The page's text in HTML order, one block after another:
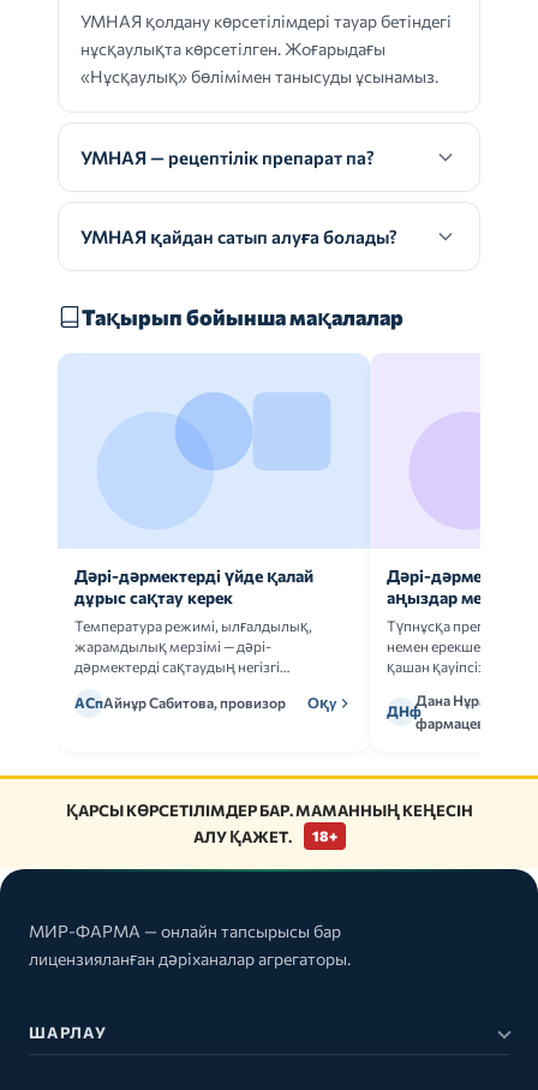
УМНАЯ қолдану көрсетілімдері тауар бетіндегі
нұсқаулықта көрсетілген. Жоғарыдағы
«Нұсқаулық» бөлімімен танысуды ұсынамыз.
УМНАЯ — рецептілік препарат па?
УМНАЯ қайдан сатып алуға болады?
Тақырып бойынша мақалалар
Дәрі-дәрмектерді үйде қалай
дұрыс сақтау керек
Температура режимі, ылғалдылық,
жарамдылық мерзімі — дәрі-
дәрмектерді сақтаудың негізгі
АСпАйнұр Сабитова, провизор Оқу
Дәрі-дәрмек
аңыздар мен
Түпнұсқа
немен ерекшеленеді
қашан қауіпсіз.
ДНф
Дана
фармацевт
ҚАРСЫ КӨРСЕТІЛІМДЕР БАР. МАМАННЫҢ КЕҢЕСІН
АЛУ ҚАЖЕТ.
18+
МИР-ФАРМА — онлайн тапсырысы бар
лицензияланған дәріханалар агрегаторы.
ШАРЛАУ